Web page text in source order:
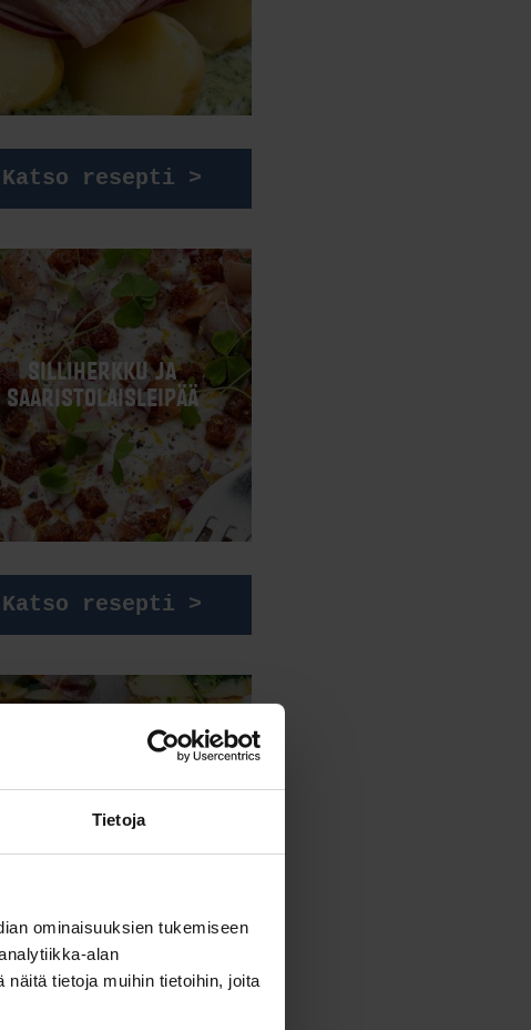
Tietoja
ominaisuuksien tukemiseen
alan
tietoja muihin tietoihin, joita
Katso resepti >
SILLIHERKKU JA
SAARISTOLAISLEIPÄÄ
Katso resepti >
MADE IN
SWEDEN